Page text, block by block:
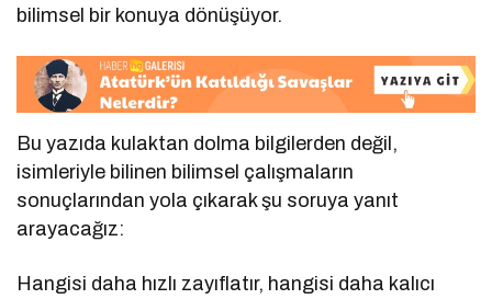
bilimsel bir konuya dönüşüyor.
Bu yazıda kulaktan dolma bilgilerden değil,
isimleriyle bilinen bilimsel çalışmaların
sonuçlarından yola çıkarak şu soruya yanıt
arayacağız:
Hangisi daha hızlı zayıflatır, hangisi daha kalıcı